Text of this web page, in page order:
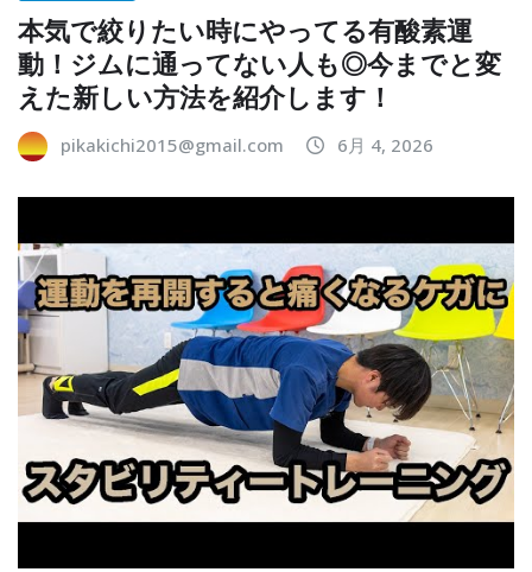
本気で絞りたい時にやってる有酸素運
動！ジムに通ってない人も◎今までと変
えた新しい方法を紹介します！
pikakichi2015@gmail.com 6月 4, 2026